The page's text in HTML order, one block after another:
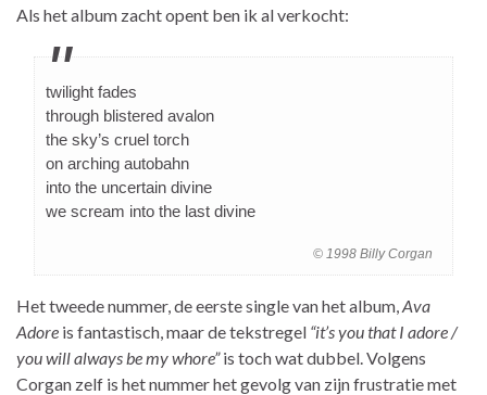
Als het album zacht opent ben ik al verkocht:
twilight fades
through blistered avalon
the sky’s cruel torch
on arching autobahn
into the uncertain divine
we scream into the last divine
© 1998 Billy Corgan
Het tweede nummer, de eerste single van het album,Ava
Adore is fantastisch, maar de tekstregel “it’s you that I adore /
you will always be my whore”is toch wat dubbel. Volgens
Corgan zelf is het nummer het gevolg van zijn frustratie met